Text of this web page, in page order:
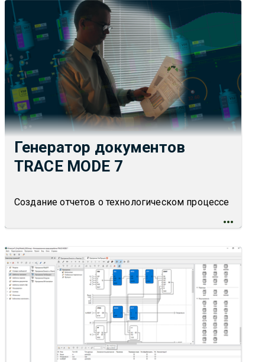
Генератор документов
TRACE MODE 7
Создание отчетов о технологическом процессе